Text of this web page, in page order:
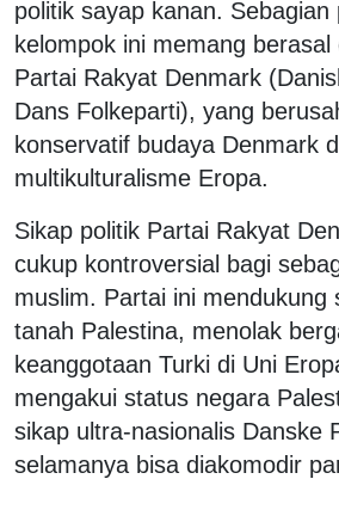
politik sayap kanan. Sebagian
kelompok ini memang
Partai Rakyat Denmark
Dans Folkeparti), yang
konservatif budaya Denmark
multikulturalisme Eropa.
Sikap politik Partai Rakyat
cukup kontroversial bagi
muslim. Partai ini mendukung
tanah Palestina, menolak
keanggotaan Turki di Uni
mengakui status negara
sikap ultra-nasionalis Danske
selamanya bisa diakomodir